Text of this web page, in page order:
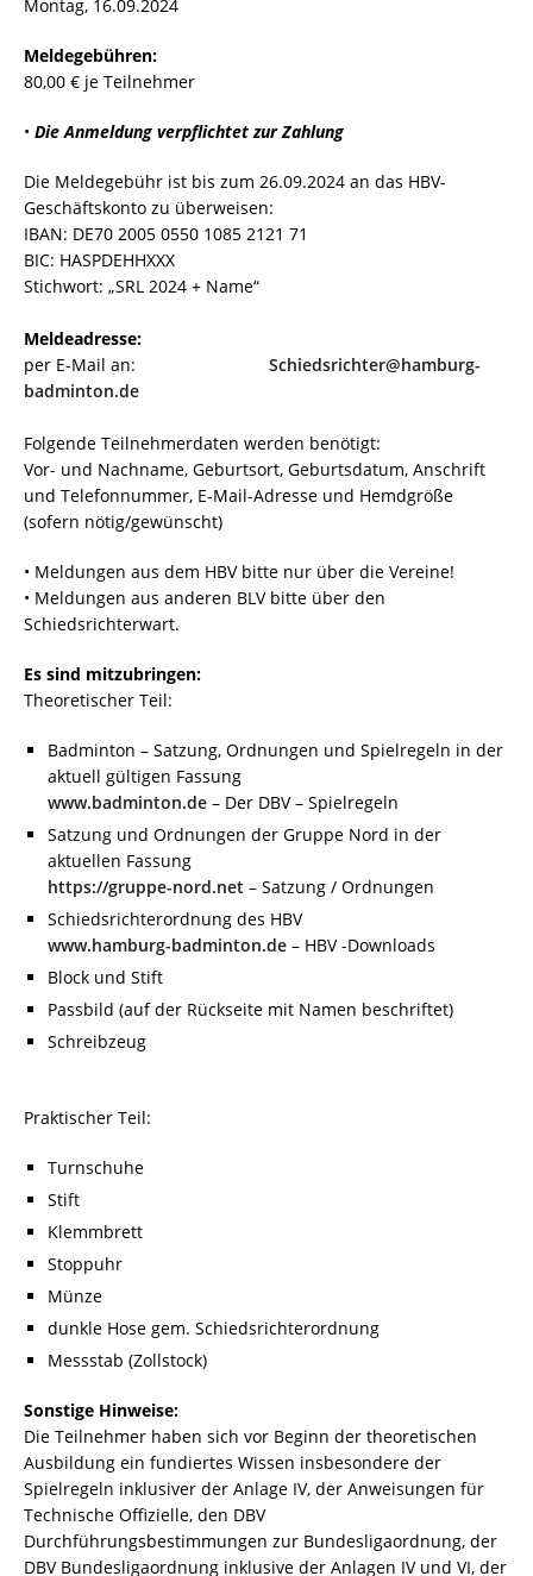
Montag, 16.09.2024
Meldegebühren:
80,00 € je Teilnehmer
• Die Anmeldung verpflichtet zur Zahlung
Die Meldegebühr ist bis zum 26.09.2024 an das HBV-
Geschäftskonto zu überweisen:
IBAN: DE70 2005 0550 1085 2121 71
BIC: HASPDEHHXXX
Stichwort: „SRL 2024 + Name“
Meldeadresse:
per E-Mail an: Schiedsrichter@hamburg-
badminton.de
Folgende Teilnehmerdaten werden benötigt:
Vor- und Nachname, Geburtsort, Geburtsdatum, Anschrift
und Telefonnummer, E-Mail-Adresse und Hemdgröße
(sofern nötig/gewünscht)
• Meldungen aus dem HBV bitte nur über die Vereine!
• Meldungen aus anderen BLV bitte über den
Schiedsrichterwart.
Es sind mitzubringen:
Theoretischer Teil:
Badminton – Satzung, Ordnungen und Spielregeln in der
aktuell gültigen Fassung
www.badminton.de – Der DBV – Spielregeln
Satzung und Ordnungen der Gruppe Nord in der
aktuellen Fassung
https://gruppe-nord.net – Satzung / Ordnungen
Schiedsrichterordnung des HBV
www.hamburg-badminton.de – HBV -Downloads
Block und Stift
Passbild (auf der Rückseite mit Namen beschriftet)
Schreibzeug
Praktischer Teil:
Turnschuhe
Stift
Klemmbrett
Stoppuhr
Münze
dunkle Hose gem. Schiedsrichterordnung
Messstab (Zollstock)
Sonstige Hinweise:
Die Teilnehmer haben sich vor Beginn der theoretischen
Ausbildung ein fundiertes Wissen insbesondere der
Spielregeln inklusiver der Anlage IV, der Anweisungen für
Technische Offizielle, den DBV
Durchführungsbestimmungen zur Bundesligaordnung, der
DBV Bundesligaordnung inklusive der Anlagen IV und VI, der